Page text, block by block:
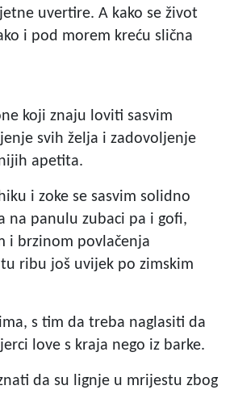
uvertire. A kako se život
i pod morem kreću slična
koji znaju loviti sasvim
svih želja i zadovoljenje
apetita.
i zoke se sasvim solidno
na panulu zubaci pa i gofi,
i brzinom povlačenja
ribu još uvijek po zimskim
s tim da treba naglasiti da
love s kraja nego iz barke.
da su lignje u mrijestu zbog